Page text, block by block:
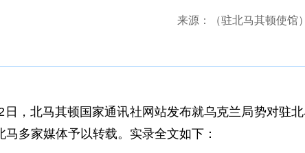
来源：（驻北马其顿使馆
日，北马其顿国家通讯社网站发布就乌克兰局势对驻
多家媒体予以转载。实录全文如下：